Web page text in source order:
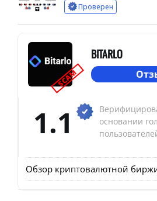
Проверен
SCAM
BITARLO
1.1
основании
Обзор криптовалютной